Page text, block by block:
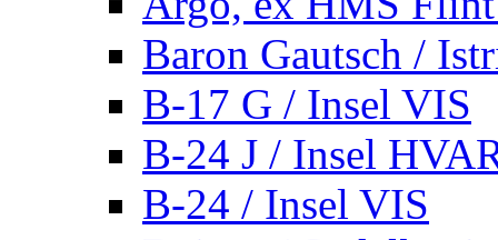
Baron Gautsch /
B-17 G / Insel VIS
B-24 J / Insel
B-24 / Insel VIS